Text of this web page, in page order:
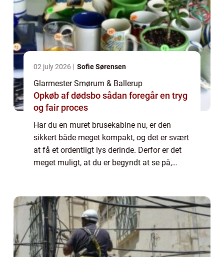
02 july 2026 Sofie Sørensen
Glarmester Smørum & Ballerup
Opkøb af dødsbo sådan foregår en tryg
og fair proces
Har du en muret brusekabine nu, er den
sikkert både meget kompakt, og det er svært
at få et ordentligt lys derinde. Derfor er det
meget muligt, at du er begyndt at se på,